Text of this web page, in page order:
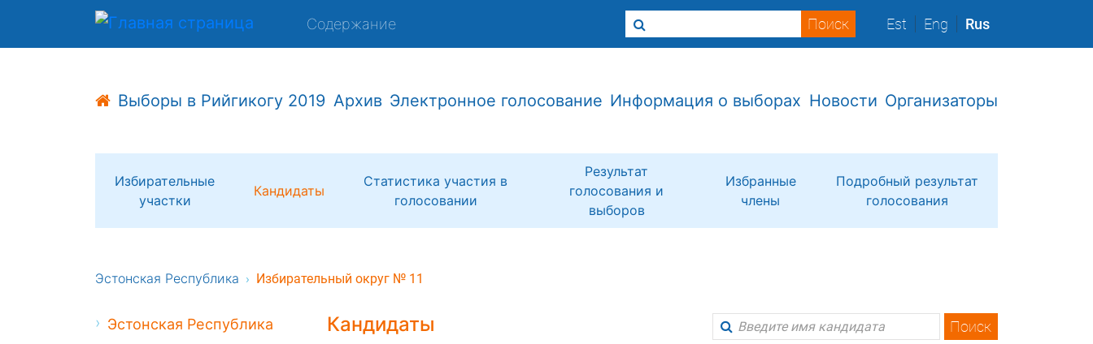
Содержание Est Eng Rus
Выборы в Рийгикогу 2019 Архив Электронное голосование Информация о выборах Новости Организаторы
Избирательные
участки
Кандидаты
Статистика участия в
голосовании
Результат
голосования и
выборов
Избранные
члены
Подробный результат
голосования
Эстонская Республика Избирательный округ № 11
Эстонская Республика
Кандидаты Поиск